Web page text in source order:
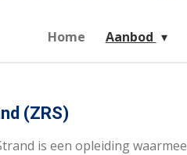
Home Aanbod
(ZRS)
is een opleiding waarmee